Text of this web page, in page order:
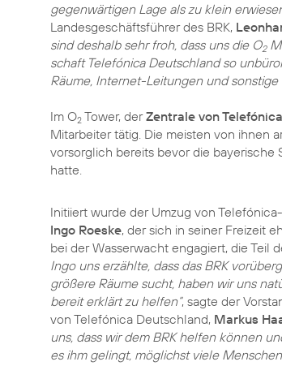
gegenwärtigen Lage als zu klein
Landesgeschäftsführer des BRK,
sind deshalb sehr froh, dass uns die O2
schaft Telefónica Deutschland so
Räume, Internet-Leitungen und
Im O2 Tower, derZentrale von
Mitarbeiter tätig. Die meisten von ihnen
vorsorglich bereits bevor die
hatte.
Initiiert wurde der Umzug von
Ingo Roeske, der sich in seiner Freizeit
bei der Wasserwacht engagiert, die Teil
Ingo uns erzählte, dass das BRK
größere Räume sucht, haben wir uns
bereit erklärt zu helfen“, sagte der
von Telefónica Deutschland, Markus
uns, dass wir dem BRK helfen können
es ihm gelingt, möglichst viele